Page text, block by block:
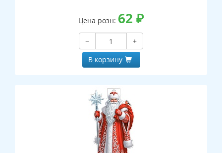
Цена розн: 62 ₽
−
+
В корзину